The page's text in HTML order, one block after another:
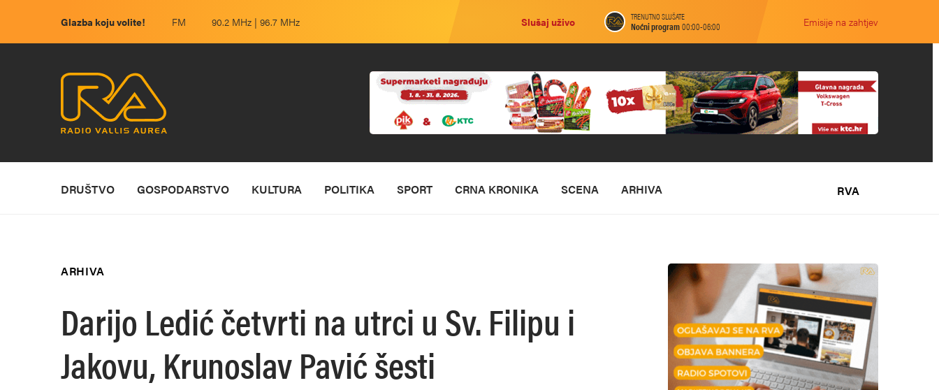
Glazba koju volite! FM 90.2 MHz | 96.7 MHz Slušaj uživo TRENUTNO SLUŠATE
Noćni program00:00-06:00 Emisije na zahtjev
DRUŠTVO GOSPODARSTVO KULTURA POLITIKA SPORT CRNA KRONIKA SCENA ARHIVA RVA
MARKETING
KONTAKT
ARHIVA
Darijo Ledić četvrti na utrci u Sv. Filipu i
Jakovu, Krunoslav Pavić šesti